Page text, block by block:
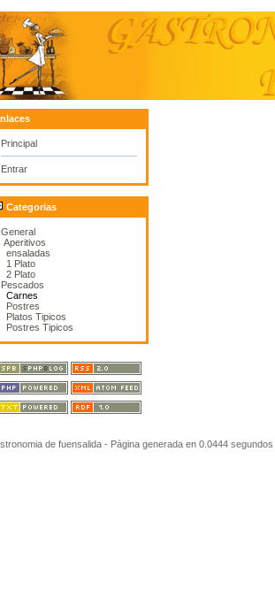
Principal
Entrar
Categorias
General
Aperitivos
ensaladas
1 Plato
2 Plato
Pescados
Carnes
Postres
Platos Tipicos
Postres Tipicos
de fuensalida - Página generada en 0.0444 segundos